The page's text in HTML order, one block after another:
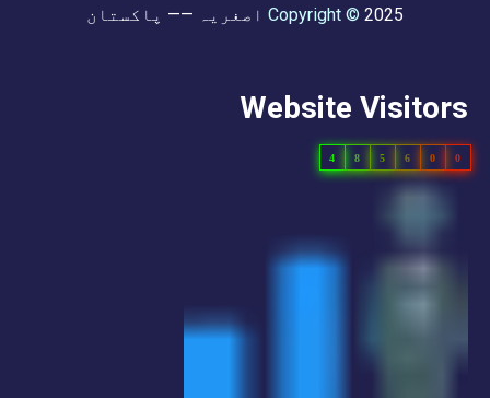
Copyright © 2025 اصغریہ —— پاکستان
Website Visitors
0
0
6
5
8
4